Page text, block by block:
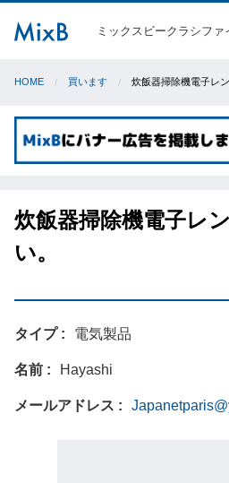
ミックスビークラシファ
HOME 買います 炊飯器掃除機電子レ
炊飯器掃除機電子レ
い。
タイプ 電気製品
名前 Hayashi
メールアドレス